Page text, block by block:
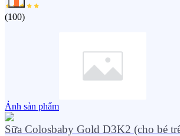
(100)
Ảnh sản phẩm
Sữa Colosbaby Gold D3K2 (cho bé